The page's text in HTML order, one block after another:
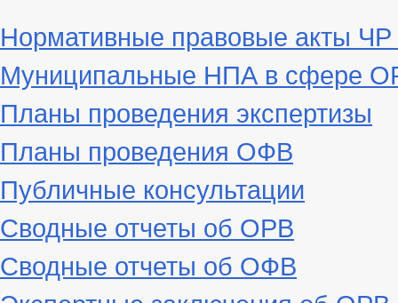
Нормативные правовые акты
Муниципальные НПА в сфере
Планы проведения экспертизы
Планы проведения ОФВ
Публичные консультации
Сводные отчеты об ОРВ
Сводные отчеты об ОФВ